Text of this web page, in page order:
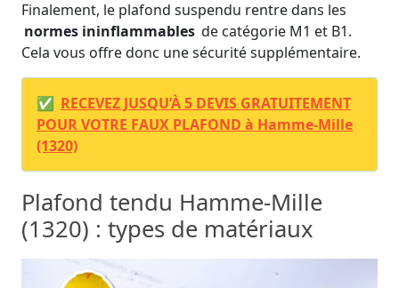
Finalement, le plafond suspendu rentre dans les
normes ininflammables de catégorie M1 et B1.
Cela vous offre donc une sécurité supplémentaire.
✅ RECEVEZ JUSQU’À 5 DEVIS GRATUITEMENT
POUR VOTRE FAUX PLAFOND à Hamme-Mille
(1320)
Plafond tendu Hamme-Mille
(1320) : types de matériaux